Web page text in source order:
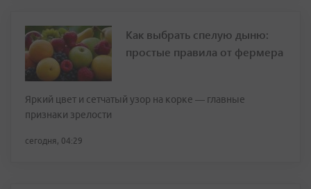
Как выбрать спелую дыню:
простые правила от фермера
Яркий цвет и сетчатый узор на корке — главные
признаки зрелости
сегодня, 04:29